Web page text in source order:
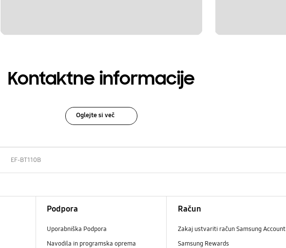
Kontaktne informacije
Oglejte si več
EF-BT110B
Podpora
Uporabniška Podpora
Navodila in programska oprema
Račun
Zakaj ustvariti račun Samsung Account
Samsung Rewards